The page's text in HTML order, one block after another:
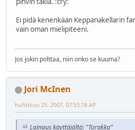
Ei pidä kenenkään Keppanakellarin
vain oman mielipiteeni.
Jos jokin polttaa, niin onko se kuuma?
Jori McInen
huhtikuu 25, 2007, 07:53:18 AP
Lainaus käyttäjältä: "Torakka"